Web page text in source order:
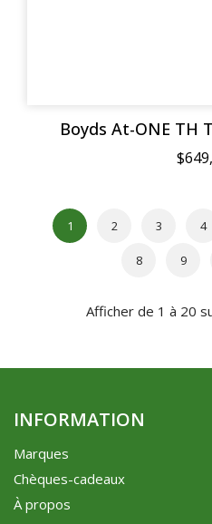
Boyds At-ONE TH
1 2 3 4
8 9
Afficher de 1 à 20
INFORMATION
Marques
Chèques-cadeaux
À propos